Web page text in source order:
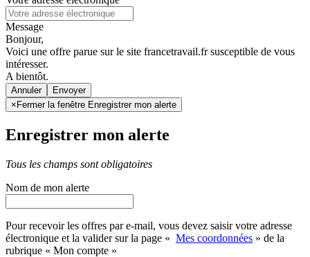
Message
Bonjour,
Voici une offre parue sur le site francetravail.fr susceptible de vous
intéresser.
A bientôt.
Annuler
× Fermer la fenêtre Enregistrer mon alerte
Enregistrer mon alerte
Tous les champs sont obligatoires
Nom de mon alerte
Pour recevoir les offres par e-mail, vous devez saisir votre adresse
électronique et la valider sur la page « Mes coordonnées » de la
rubrique « Mon compte »